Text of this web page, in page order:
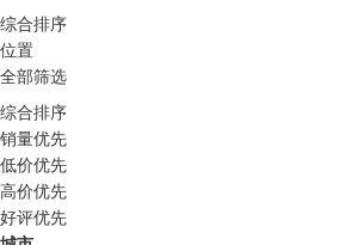
综合排序
位置
全部筛选
综合排序
销量优先
低价优先
高价优先
好评优先